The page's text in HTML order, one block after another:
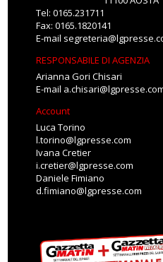
Tel: 0165.231711
Fax: 0165.1820141
E-mail
RESPONSABILE DI AGENZIA
Arianna Gori Chisari
E-mail
Account
Luca Torino
l.torino@lgpresse.com
Ivana Cretier
i.cretier@lgpresse.com
Daniele Fimiano
d.fimiano@lgpresse.com